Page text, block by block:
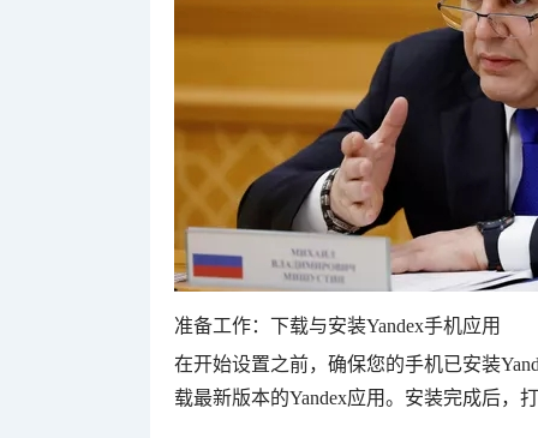
准备工作：下载与安装Yandex手机应用
在开始设置之前，确保您的手机已安装
载最新版本的Yandex应用。安装完成后，